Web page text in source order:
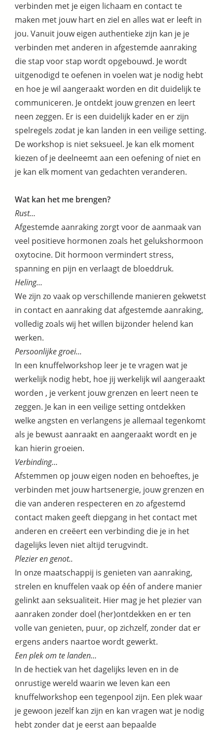
verbinden met je eigen lichaam en contact te
maken met jouw hart en ziel en alles wat er leeft in
jou. Vanuit jouw eigen authentieke zijn kan je je
verbinden met anderen in afgestemde aanraking
die stap voor stap wordt opgebouwd. Je wordt
uitgenodigd te oefenen in voelen wat je nodig hebt
en hoe je wil aangeraakt worden en dit duidelijk te
communiceren. Je ontdekt jouw grenzen en leert
neen zeggen. Er is een duidelijk kader en er zijn
spelregels zodat je kan landen in een veilige setting.
De workshop is niet seksueel. Je kan elk moment
kiezen of je deelneemt aan een oefening of niet en
je kan elk moment van gedachten veranderen.
Wat kan het me brengen?
Rust…
Afgestemde aanraking zorgt voor de aanmaak van
veel positieve hormonen zoals het gelukshormoon
oxytocine. Dit hormoon vermindert stress,
spanning en pijn en verlaagt de bloeddruk.
Heling…
We zijn zo vaak op verschillende manieren gekwetst
in contact en aanraking dat afgestemde aanraking,
volledig zoals wij het willen bijzonder helend kan
werken.
Persoonlijke groei...
In een knuffelworkshop leer je te vragen wat je
werkelijk nodig hebt, hoe jij werkelijk wil aangeraakt
worden , je verkent jouw grenzen en leert neen te
zeggen. Je kan in een veilige setting ontdekken
welke angsten en verlangens je allemaal tegenkomt
als je bewust aanraakt en aangeraakt wordt en je
kan hierin groeien.
Verbinding…
Afstemmen op jouw eigen noden en behoeftes, je
verbinden met jouw hartsenergie, jouw grenzen en
die van anderen respecteren en zo afgestemd
contact maken geeft diepgang in het contact met
anderen en creëert een verbinding die je in het
dagelijks leven niet altijd terugvindt.
Plezier en genot..
In onze maatschappij is genieten van aanraking,
strelen en knuffelen vaak op één of andere manier
gelinkt aan seksualiteit. Hier mag je het plezier van
aanraken zonder doel (her)ontdekken en er ten
volle van genieten, puur, op zichzelf, zonder dat er
ergens anders naartoe wordt gewerkt.
Een plek om te landen…
In de hectiek van het dagelijks leven en in de
onrustige wereld waarin we leven kan een
knuffelworkshop een tegenpool zijn. Een plek waar
je gewoon jezelf kan zijn en kan vragen wat je nodig
hebt zonder dat je eerst aan bepaalde